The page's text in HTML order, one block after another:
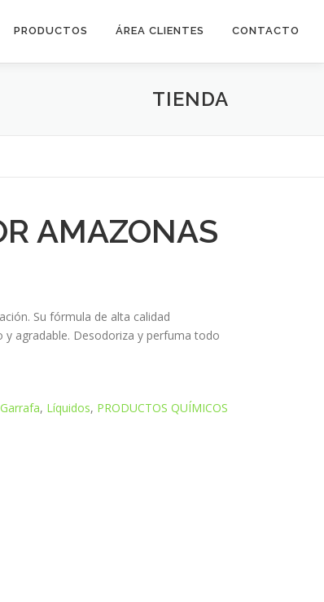
PRODUCTOS ÁREA CLIENTES CONTACTO
TIENDA
AMAZONAS
Su fórmula de alta calidad
agradable. Desodoriza y perfuma todo
Garrafa, Líquidos, PRODUCTOS QUÍMICOS